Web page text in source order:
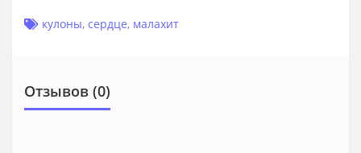
кулоны, сердце, малахит
Отзывов (0)